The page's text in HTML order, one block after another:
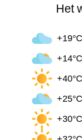
Het
+19°C
+14°C
+40°C
+25°C
+30°C